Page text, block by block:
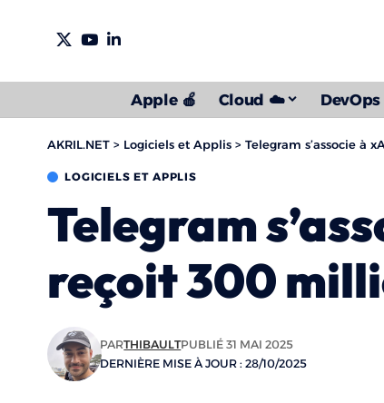
Apple 🍎 Cloud ☁️
AKRIL.NET > Logiciels et Applis > Telegram s’associe à
LOGICIELS ET APPLIS
Telegram
reçoit 300
DERNIÈRE MISE À JOUR : 28/10/2025
PARTHIBAULTPUBLIÉ 31 MAI 2025